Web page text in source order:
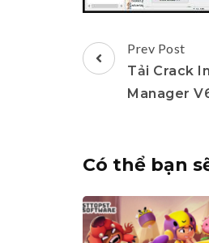
Post
Navigation
Prev Post
Tải Crack
Manager
Có thể bạn